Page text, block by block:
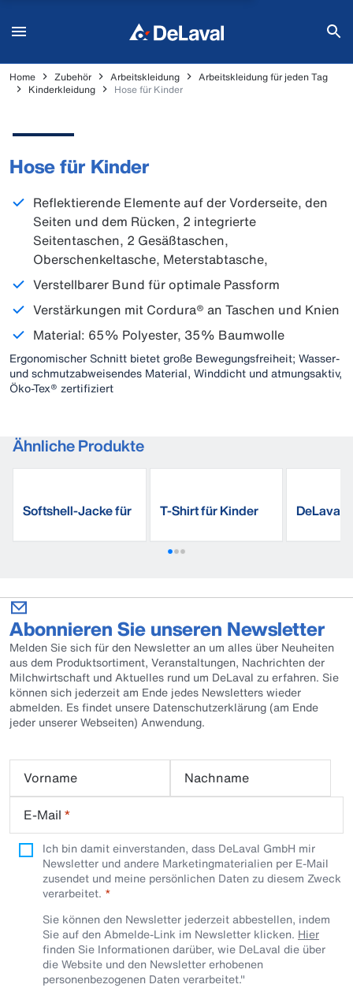
Home Zubehör Arbeitskleidung
Arbeitskleidung für jeden Tag
Kinderkleidung
Hose für Kinder
Hose für Kinder
Reflektierende Elemente auf der Vorderseite, den
Seiten und dem Rücken, 2 integrierte
Seitentaschen, 2 Gesäßtaschen,
Oberschenkeltasche, Meterstabtasche,
Verstellbarer Bund für optimale Passform
Verstärkungen mit Cordura® an Taschen und Knien
Material: 65% Polyester, 35% Baumwolle
Ergonomischer Schnitt bietet große Bewegungsfreiheit; Wasser-
und schmutzabweisendes Material, Winddicht und atmungsaktiv,
Öko-Tex® zertifiziert
Ähnliche Produkte
Softshell-Jacke für T-Shirt für Kinder DeLaval
Abonnieren Sie unseren Newsletter
Melden Sie sich für den Newsletter an um alles über Neuheiten
aus dem Produktsortiment, Veranstaltungen, Nachrichten der
Milchwirtschaft und Aktuelles rund um DeLaval zu erfahren. Sie
können sich jederzeit am Ende jedes Newsletters wieder
abmelden. Es findet unsere Datenschutzerklärung (am Ende
jeder unserer Webseiten) Anwendung.
Vorname
Nachname
E-Mail *
Ich bin damit einverstanden, dass DeLaval GmbH mir
Newsletter und andere Marketingmaterialien per E-Mail
zusendet und meine persönlichen Daten zu diesem Zweck
verarbeitet.
Sie können den Newsletter jederzeit abbestellen, indem
Sie auf den Abmelde-Link im Newsletter klicken. Hier
finden Sie Informationen darüber, wie DeLaval die über
die Website und den Newsletter erhobenen
personenbezogenen Daten verarbeitet."